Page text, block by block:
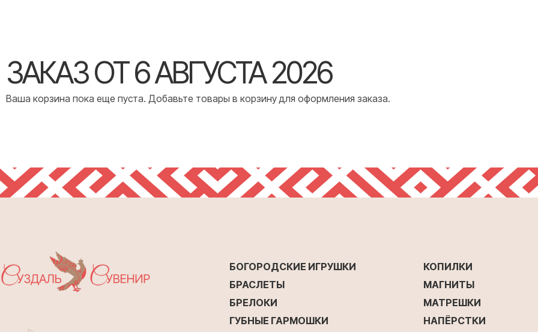
ЗАКАЗ ОТ 6 АВГУСТА 2026
Ваша корзина пока еще пуста. Добавьте товары в корзину для оформления заказа.
БОГОРОДСКИЕ ИГРУШКИ
БРАСЛЕТЫ
БРЕЛОКИ
ГУБНЫЕ ГАРМОШКИ
КОПИЛКИ
МАГНИТЫ
МАТРЕШКИ
НАПЁРСТКИ